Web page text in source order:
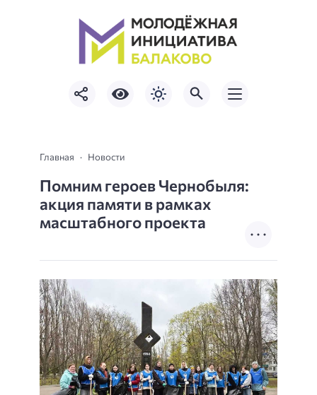
Главная Новости
Помним героев Чернобыля:
акция памяти в рамках
масштабного проекта